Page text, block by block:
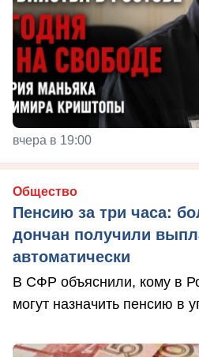
вчера в 19:00
Общество
Пенсию за три часа:
дончан получили
автоматически
В СФР объяснили, кому в
могут назначить пенсию в